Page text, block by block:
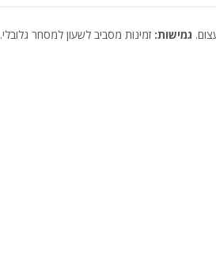
גמישות: זמינות מסביב לשעון למסחר גלובלי.